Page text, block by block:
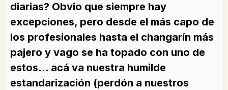
diarias? Obvio que siempre hay
excepciones, pero desde el más capo de
los profesionales hasta el changarín más
pajero y vago se ha topado con uno de
estos… acá va nuestra humilde
estandarización (perdón a nuestros